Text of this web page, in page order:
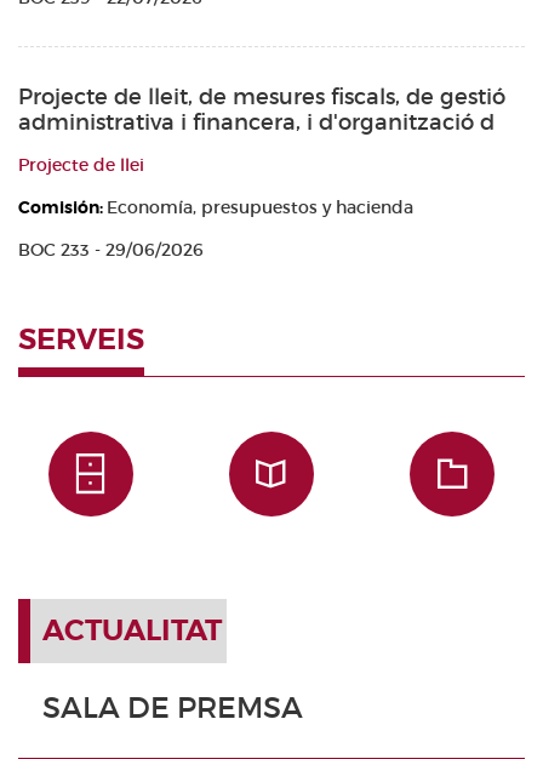
Projecte de lleit, de mesures fiscals, de gestió
administrativa i financera, i d'organització d
Projecte de llei
Comisión: Economía, presupuestos y hacienda
BOC 233 - 29/06/2026
SERVEIS
ACTUALITAT
SALA DE PREMSA